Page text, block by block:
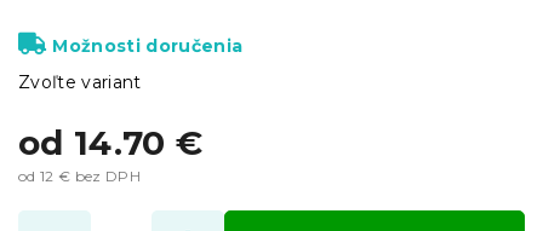
od 14.70 €
od 12 € bez DPH
cena:
Zvoľte variant
Možnosti doručenia